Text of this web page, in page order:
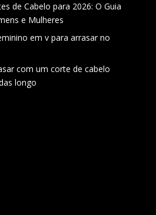
de Cabelo para 2026: O Guia
e Mulheres
em v para arrasar no
com um corte de cabelo
longo